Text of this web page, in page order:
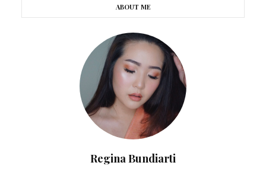
ABOUT ME
Regina Bundiarti